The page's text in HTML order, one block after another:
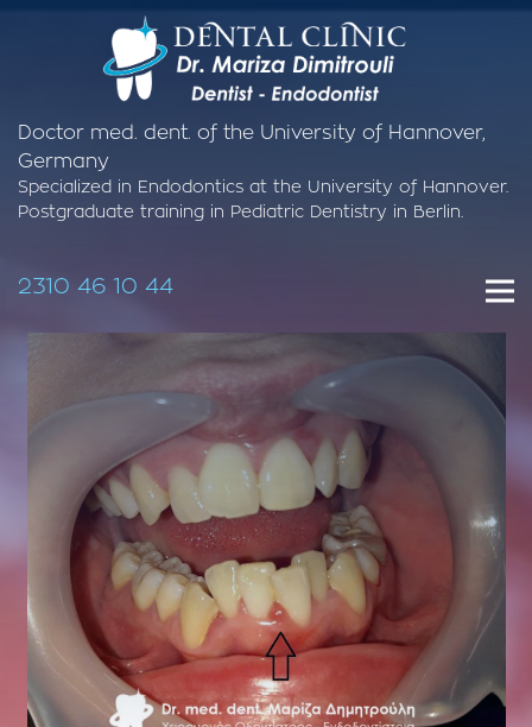
Doctor med. dent. of the University of Hannover,
Germany
Specialized in Endodontics at the University of Hannover.
Postgraduate training in Pediatric Dentistry in Berlin.
2310 46 10 44